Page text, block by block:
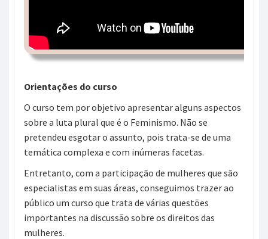
Orientações do curso
O curso tem por objetivo apresentar alguns aspectos
sobre a luta plural que é o Feminismo. Não se
pretendeu esgotar o assunto, pois trata-se de uma
temática complexa e com inúmeras facetas.
Entretanto, com a participação de mulheres que são
especialistas em suas áreas, conseguimos trazer ao
público um curso que trata de várias questões
importantes na discussão sobre os direitos das
mulheres.